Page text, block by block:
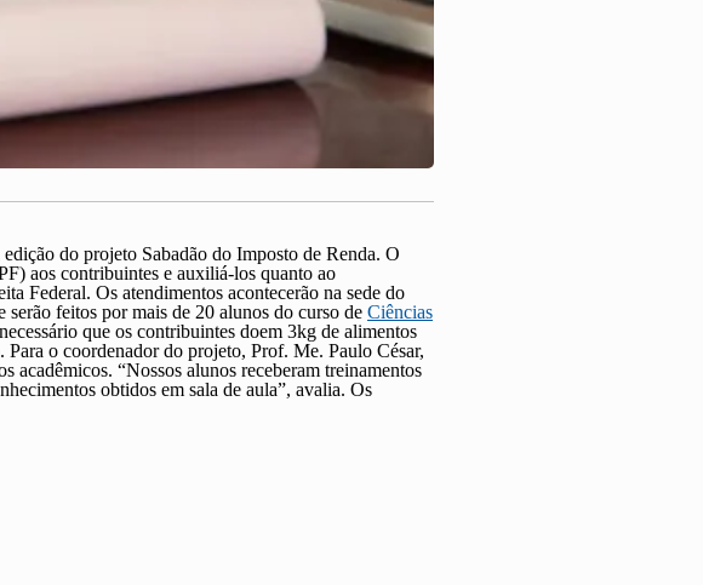
do projeto Sabadão do Imposto de Renda. O
aos contribuintes e auxiliá-los quanto ao
Federal. Os atendimentos acontecerão na sede do
feitos por mais de 20 alunos do curso de Ciências
que os contribuintes doem 3kg de alimentos
o coordenador do projeto, Prof. Me. Paulo César,
acadêmicos. “Nossos alunos receberam treinamentos
obtidos em sala de aula”, avalia. Os